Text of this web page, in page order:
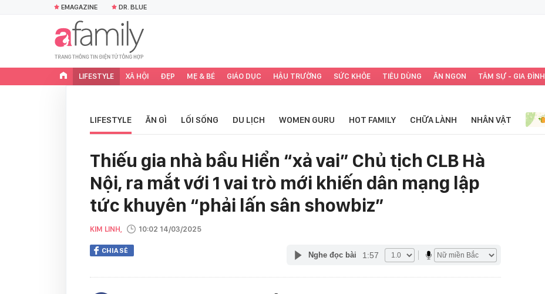
EMAGAZINE DR. BLUE
LIFESTYLE XÃ HỘI ĐẸP MẸ & BÉ GIÁO DỤC HẬU TRƯỜNG SỨC KHỎE TIÊU DÙNG ĂN NGON TÂM SỰ - GIA ĐÌNH
LIFESTYLE ĂN GÌ LỐI SỐNG DU LỊCH WOMEN GURU HOT FAMILY CHỮA LÀNH NHÂN VẬT
Thiếu gia nhà bầu Hiển “xả vai” Chủ tịch CLB Hà
Nội, ra mắt với 1 vai trò mới khiến dân mạng lập
tức khuyên “phải lấn sân showbiz”
KIM LINH, 10:02 14/03/2025
CHIA SẺ Nghe đọc bài 1:57